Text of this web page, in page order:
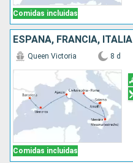
Comidas incluidas
ESPAÑA, FRANCIA, ITALIA
Comidas incluidas
Queen Victoria 8 d